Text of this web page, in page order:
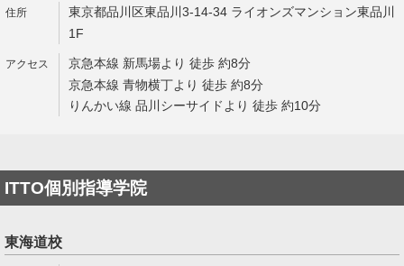
東京都品川区東品川3-14-34 ライオンズマンション東品川
1F
京急本線 新馬場より 徒歩 約8分
京急本線 青物横丁より 徒歩 約8分
りんかい線 品川シーサイドより 徒歩 約10分
ITTO個別指導学院
東海道校